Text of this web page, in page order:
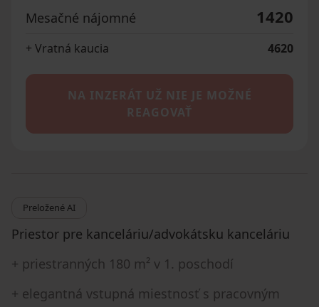
Mesačné nájomné 1420
+ Vratná kaucia 4620
NA INZERÁT UŽ NIE JE MOŽNÉ
REAGOVAŤ
Preložené AI
Priestor pre kanceláriu/advokátsku kanceláriu
+ priestranných 180 m² v 1. poschodí
+ elegantná vstupná miestnosť s pracovným